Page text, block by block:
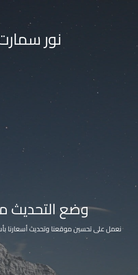
نور
وضع
نعمل على تحسين موقعنا وتحديث أسعارنا